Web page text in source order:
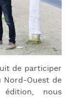
de participer
Nord-Ouest de
nous